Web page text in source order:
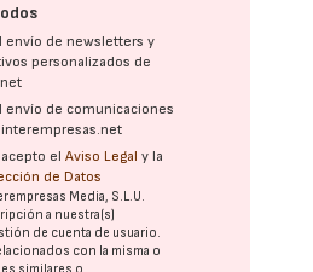
envío de newsletters y
personalizados de
envío de comunicaciones
acepto elAviso Legal y la
de Datos
Media, S.L.U.
a nuestra(s)
de cuenta de usuario.
con la misma o
similares o